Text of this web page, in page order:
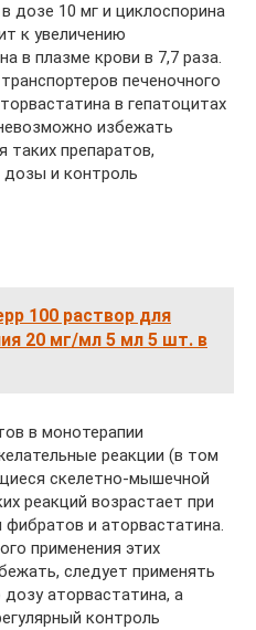
дозе 10 мг и циклоспорина
к увеличению
в плазме крови в 7,7 раза.
печеночного
в гепатоцитах
избежать
таких препаратов,
дозы и контроль
100 раствор для
20 мг/мл 5 мл 5 шт. в
в монотерапии
реакции (в том
скелетно-мышечной
реакций возрастает при
и аторвастатина.
применения этих
следует применять
аторвастатина, а
контроль